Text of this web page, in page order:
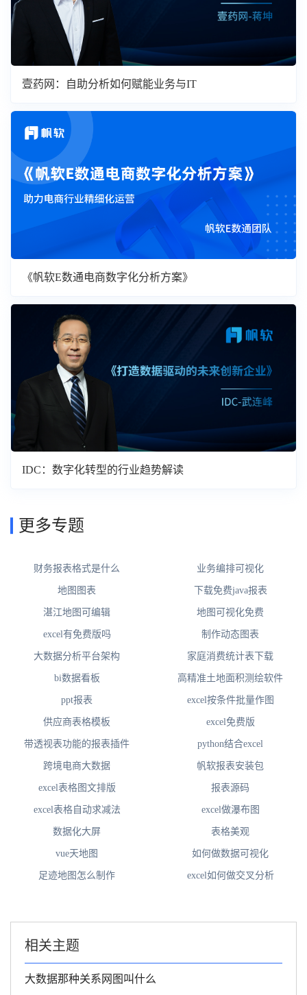
壹药网：自助分析如何赋能业务与IT
《帆软E数通电商数字化分析方案》
IDC：数字化转型的行业趋势解读
更多专题
财务报表格式是什么 业务编排可视化
地图图表 下载免费java报表
湛江地图可编辑 地图可视化免费
excel有免费版吗 制作动态图表
大数据分析平台架构 家庭消费统计表下载
bi数据看板 高精准土地面积测绘软件
ppt报表 excel按条件批量作图
供应商表格模板 excel免费版
带透视表功能的报表插件 python结合excel
跨境电商大数据 帆软报表安装包
excel表格图文排版 报表源码
excel表格自动求减法 excel做瀑布图
数据化大屏 表格美观
vue天地图 如何做数据可视化
足迹地图怎么制作 excel如何做交叉分析
相关主题
大数据那种关系网图叫什么